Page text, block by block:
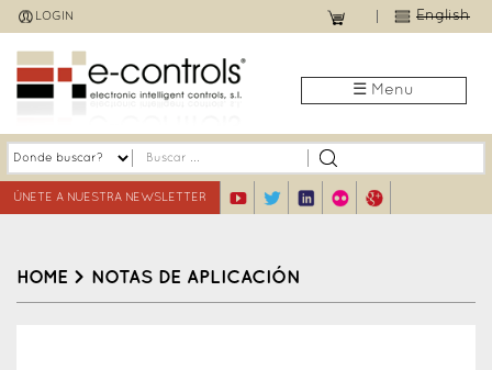
Jump
to
navigation
LOGIN English
☰ Menu
ÚNETE A NUESTRA NEWSLETTER
HOME > NOTAS DE APLICACIÓN